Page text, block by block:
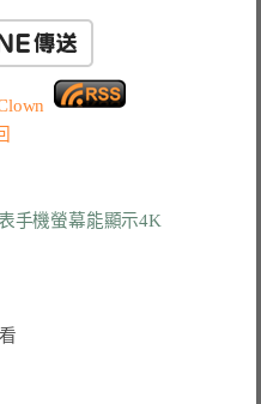
手機螢幕能顯示4K